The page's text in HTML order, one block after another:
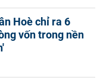
Hoè chỉ ra 6
vốn trong nền